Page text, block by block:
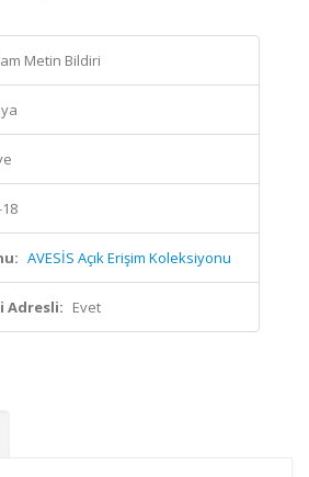
Metin Bildiri
AVESİS Açık Erişim Koleksiyonu
Adresli: Evet